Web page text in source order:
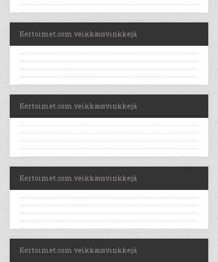
Kertoimet.com veikkausvinkkejä
Kertoimet.com veikkausvinkkejä
Kertoimet.com veikkausvinkkejä
Kertoimet.com veikkausvinkkejä